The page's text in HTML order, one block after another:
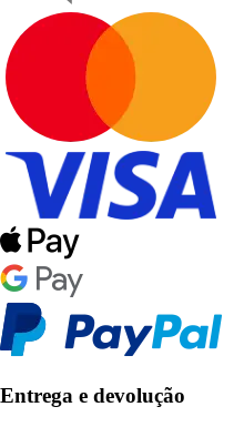
Entrega e devolução